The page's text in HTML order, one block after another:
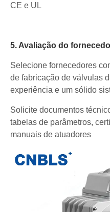
CE e UL
5. Avaliação do
Selecione fornecedores
de fabricação de válvulas
experiência e um sólido
Solicite documentos
tabelas de parâmetros,
manuais de atuadores